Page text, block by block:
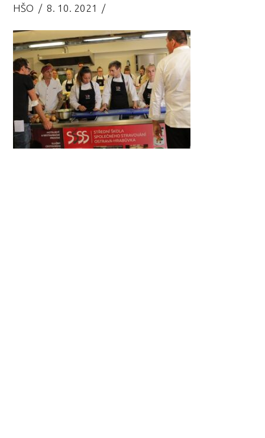
HŠO 8. 10. 2021